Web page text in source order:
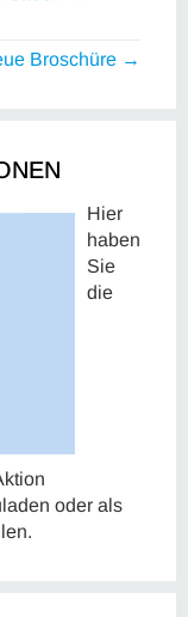
Broschüre →
Hier
haben
Sie
die
oder als